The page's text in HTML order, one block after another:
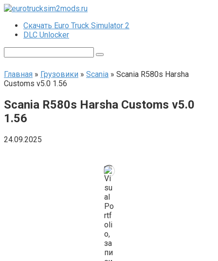
Перейти
контентуСкачать Euro Truck Simulator 2
DLC Unlocker
Главная » Грузовики » Scania » Scania R580s Harsha
Customs v5.0 1.56
Scania R580s Harsha Customs v5.0
1.56
24.09.2025